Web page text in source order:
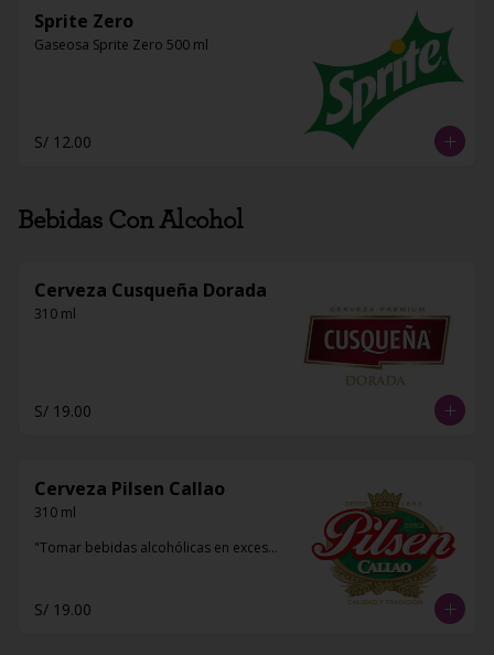
Sprite Zero
Gaseosa Sprite Zero 500 ml
S/ 12.00
Bebidas Con Alcohol
Cerveza Cusqueña Dorada
310 ml
S/ 19.00
Cerveza Pilsen Callao
310 ml
"Tomar bebidas alcohólicas en exceso
S/ 19.00